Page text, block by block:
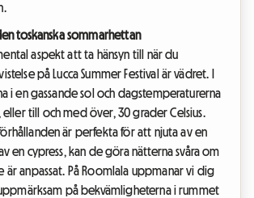
toskanska sommarhettan
aspekt att ta hänsyn till när du
på Lucca Summer Festival är vädret. I
i en gassande sol och dagstemperaturerna
till och med över, 30 grader Celsius.
är perfekta för att njuta av en
en cypress, kan de göra nätterna svåra om
anpassat. På Roomlala uppmanar vi dig
på bekvämligheterna i rummet